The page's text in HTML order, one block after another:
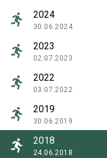
2024
30.06.2024
2023
02.07.2023
2022
03.07.2022
2019
30.06.2019
2018
24.06.2018